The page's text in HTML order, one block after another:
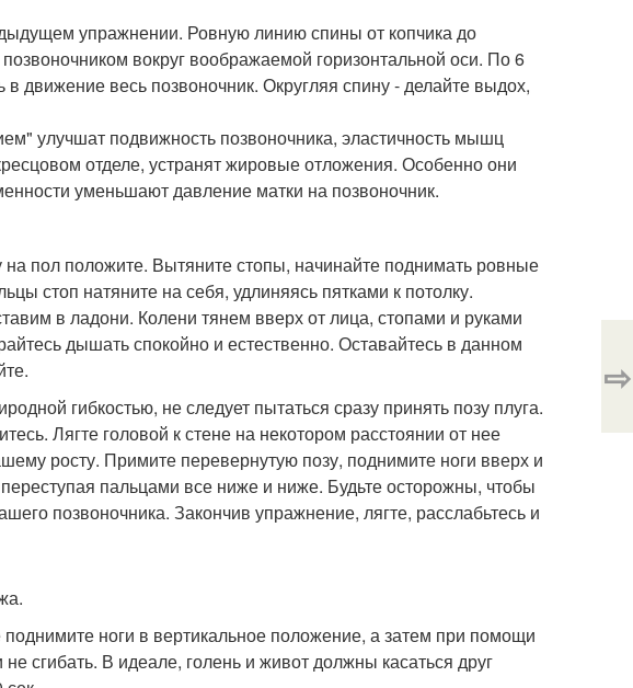
упражнении. Ровную линию спины от копчика до
вокруг воображаемой горизонтальной оси. По 6
движение весь позвоночник. Округляя спину - делайте выдох,
улучшат подвижность позвоночника, эластичность мышц
отделе, устранят жировые отложения. Особенно они
уменьшают давление матки на позвоночник.
на пол положите. Вытяните стопы, начинайте поднимать ровные
стоп натяните на себя, удлиняясь пятками к потолку.
в ладони. Колени тянем вверх от лица, стопами и руками
дышать спокойно и естественно. Оставайтесь в данном
гибкостью, не следует пытаться сразу принять позу плуга.
Лягте головой к стене на некотором расстоянии от нее
росту. Примите перевернутую позу, поднимите ноги вверх и
пальцами все ниже и ниже. Будьте осторожны, чтобы
позвоночника. Закончив упражнение, лягте, расслабьтесь и
ноги в вертикальное положение, а затем при помощи
сгибать. В идеале, голень и живот должны касаться друг
⇨